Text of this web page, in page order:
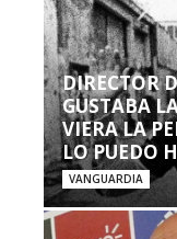
DIRECTOR
GUSTABA
VIERA LA
LO PUEDO
VANGUARDIA